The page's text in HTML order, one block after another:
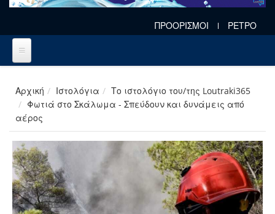
ΠΡΟΟΡΙΣΜΟΙ ΡΕΤΡΟ
Αρχική Ιστολόγια
Το ιστολόγιο του/της Loutraki365
Φωτιά στο Σκάλωμα - Σπεύδουν και δυνάμεις από
αέρος